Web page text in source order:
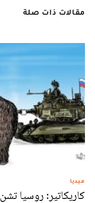
مقالات ذات صلة
ميديا
كاريكاتير: روسيا